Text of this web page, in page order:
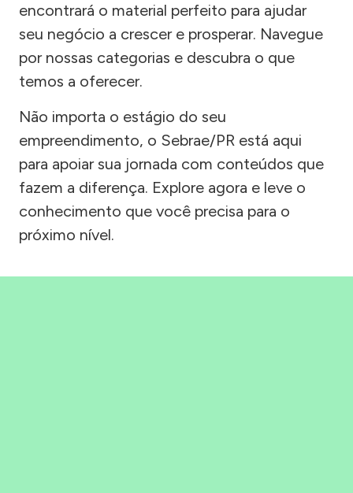
encontrará o material perfeito para ajudar
seu negócio a crescer e prosperar. Navegue
por nossas categorias e descubra o que
temos a oferecer.
Não importa o estágio do seu
empreendimento, o Sebrae/PR está aqui
para apoiar sua jornada com conteúdos que
fazem a diferença. Explore agora e leve o
conhecimento que você precisa para o
próximo nível.